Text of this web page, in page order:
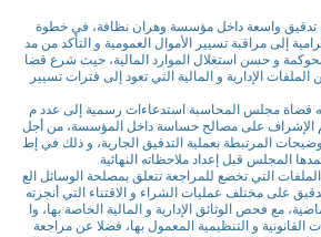
تدقيق واسعة داخل مؤسسة وهران نظافة، في خطوة
إلى مراقبة تسيير الأموال العمومية و التأكد من مد
و حسن استغلال الموارد المالية، حيث شرع قضا
الإدارية و المالية التي تعود إلى فترات تسيير
مجلس المحاسبة استدعاءات رسمية إلى عدد م
الإشراف على مصالح حساسة داخل المؤسسة، من أجل
المرتبطة بعملية التدقيق الجارية، و ذلك في إط
المجلس قبل إعداد ملاحظاته النهائية.
التي تخضع للمراجعة تتعلق بمصلحة الوسائل الع
على مختلف عمليات الشراء و الاقتناء التي أنجزته
مع فحص الوثائق الإدارية و المالية الخاصة بها، وا
القانونية و التنظيمية المعمول بها، فضلا عن مراجعة